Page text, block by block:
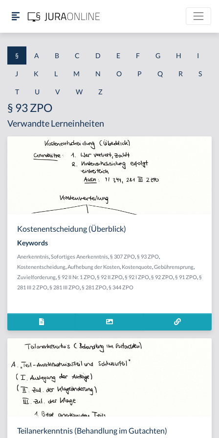
§ A B C D E F G H I
J K L M N O P Q R S
T U V W Z
§ 93 ZPO
Verwandte Lerneinheiten
Kostenentscheidung (Überblick)
Keywords
Anerkenntnis Sofortiges Anerkenntnis § 307 ZPO § 93 ZPO
Kostenentscheidung Aufhebung der Kosten Kostenquote Gebührensprung
Zuvielforderung § 92 II Nr. 1 ZPO § 92 II ZPO § 92 I ZPO § 92 ZPO § 91 ZPO §
281 III 2 ZPO § 281 III ZPO § 281 ZPO § 344 ZPO
Teilanerkenntnis (Behandlung im Gutachten)